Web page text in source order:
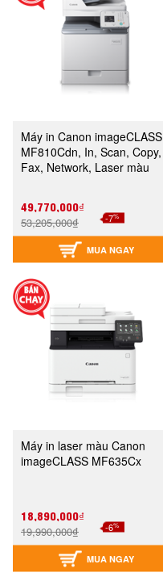
Máy in Canon imageCLASS
MF810Cdn, In, Scan, Copy,
Fax, Network, Laser màu
49,770,000₫
53,205,000₫ -7%
MUA NGAY
Máy in laser màu Canon
imageCLASS MF635Cx
18,890,000₫
19,990,000₫ -6%
MUA NGAY